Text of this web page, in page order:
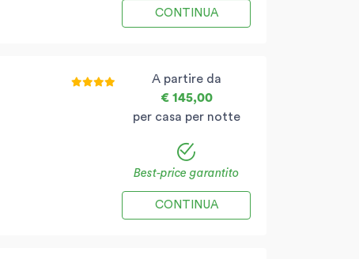
CONTINUA
A partire da
€ 145,00
per casa per notte
Best-price garantito
CONTINUA